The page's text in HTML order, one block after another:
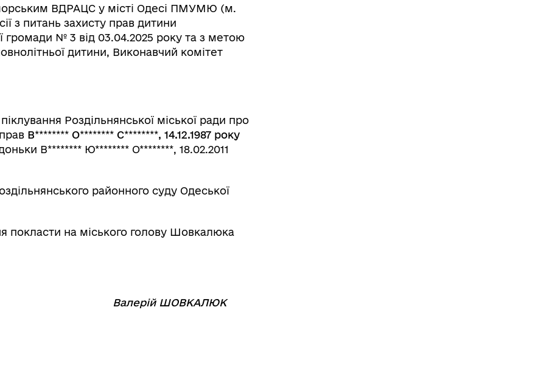
ВДРАЦС у місті Одесі ПМУМЮ (м.
з питань захисту прав дитини
громади № 3 від 03.04.2025 року та з метою
дитини, Виконавчий комітет
Роздільнянської міської ради про
В******** О******** С********, 14.12.1987 року
В******** Ю******** О********, 18.02.2011
районного суду Одеської
покласти на міського голову Шовкалюка
Валерій ШОВКАЛЮК